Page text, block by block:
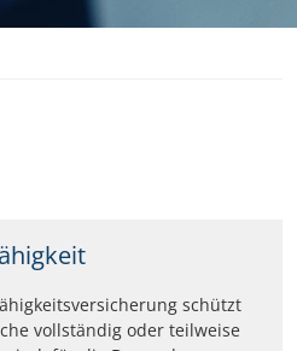
schützt
vollständig oder teilweise